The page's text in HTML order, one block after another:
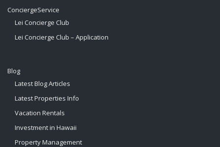
ConciergeService
Lei Concierge Club
Lei Concierge Club – Application
Blog
Latest Blog Articles
Latest Properties Info
Vacation Rentals
Investment in Hawaii
Property Management